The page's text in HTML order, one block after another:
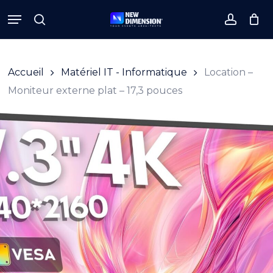
to
main
search
Menu
Cart Close
Cart
Accueil Matériel IT - Informatique
Location –
Moniteur externe plat – 17,3 pouces